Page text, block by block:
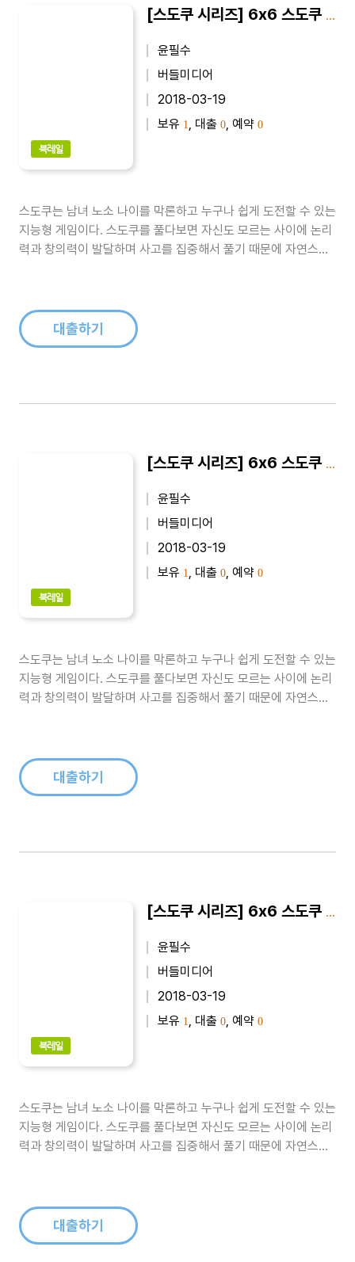
북레일
[스도쿠 시리즈] 6x6 스도쿠 SUDOKU 고급 : 겁먹거나 두려워 할 필요 없이 누구나 쉽게 도전 할 수 있는 지능형 게임
윤필수
버들미디어
2018-03-19
보유 1 , 대출 0 , 예약 0
스도쿠는 남녀 노소 나이를 막론하고 누구나 쉽게 도전할 수 있는
지능형 게임이다. 스도쿠를 풀다보면 자신도 모르는 사이에 논리
력과 창의력이 발달하며 사고를 집중해서 풀기 때문에 자연스럽
대출하기
북레일
[스도쿠 시리즈] 6x6 스도쿠 SUDOKU 중급 : 겁먹거나 두려워 할 필요 없이 누구나 쉽게 도전 할 수 있는 지능형 게임
윤필수
버들미디어
2018-03-19
보유 1 , 대출 0 , 예약 0
스도쿠는 남녀 노소 나이를 막론하고 누구나 쉽게 도전할 수 있는
지능형 게임이다. 스도쿠를 풀다보면 자신도 모르는 사이에 논리
력과 창의력이 발달하며 사고를 집중해서 풀기 때문에 자연스럽
대출하기
북레일
[스도쿠 시리즈] 6x6 스도쿠 SUDOKU 초급 : 겁먹거나 두려워 할 필요 없이 누구나 쉽게 도전 할 수 있는 지능형 게임
윤필수
버들미디어
2018-03-19
보유 1 , 대출 0 , 예약 0
스도쿠는 남녀 노소 나이를 막론하고 누구나 쉽게 도전할 수 있는
지능형 게임이다. 스도쿠를 풀다보면 자신도 모르는 사이에 논리
력과 창의력이 발달하며 사고를 집중해서 풀기 때문에 자연스럽
대출하기